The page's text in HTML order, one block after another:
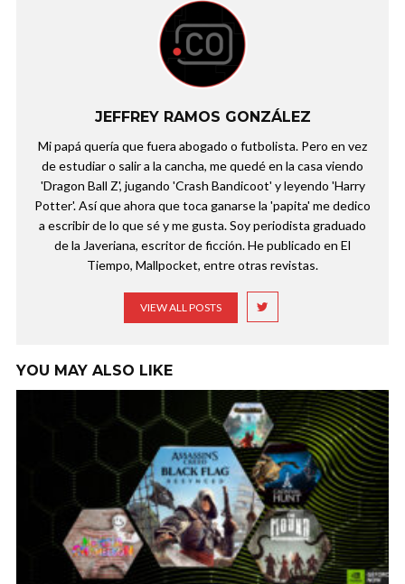
JEFFREY RAMOS GONZÁLEZ
Mi papá quería que fuera abogado o futbolista. Pero en vez
de estudiar o salir a la cancha, me quedé en la casa viendo
'Dragon Ball Z', jugando 'Crash Bandicoot' y leyendo 'Harry
Potter'. Así que ahora que toca ganarse la 'papita' me dedico
a escribir de lo que sé y me gusta. Soy periodista graduado
de la Javeriana, escritor de ficción. He publicado en El
Tiempo, Mallpocket, entre otras revistas.
VIEW ALL POSTS
YOU MAY ALSO LIKE